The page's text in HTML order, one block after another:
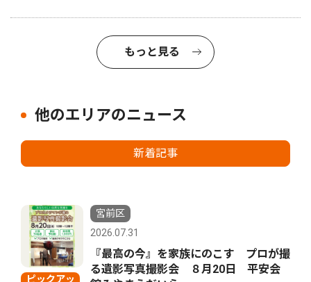
もっと見る
他のエリアのニュース
新着記事
ピックアッ
宮前区
2026.07.31
『最高の今』を家族にのこす プロが撮
る遺影写真撮影会 ８月20日 平安会